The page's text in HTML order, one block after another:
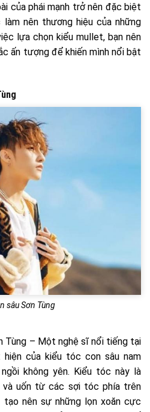
của phái mạnh trở nên đặc biệt
nên thương hiệu của những
lựa chọn kiểu mullet, bạn nên
ấn tượng để khiến mình nổi bật
sâu Sơn Tùng
Tùng – Một nghệ sĩ nổi tiếng tại
của kiểu tóc con sâu nam
không yên. Kiểu tóc này là
uốn từ các sợi tóc phía trên
tạo nên sự những lọn xoăn cực